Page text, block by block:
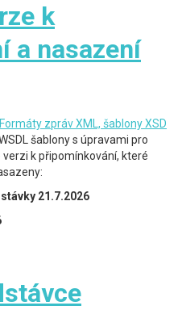
k
a nasazení
Formáty zpráv XML, šablony XSD
šablony s úpravami pro
verzi k připomínkování, které
21.7.2026